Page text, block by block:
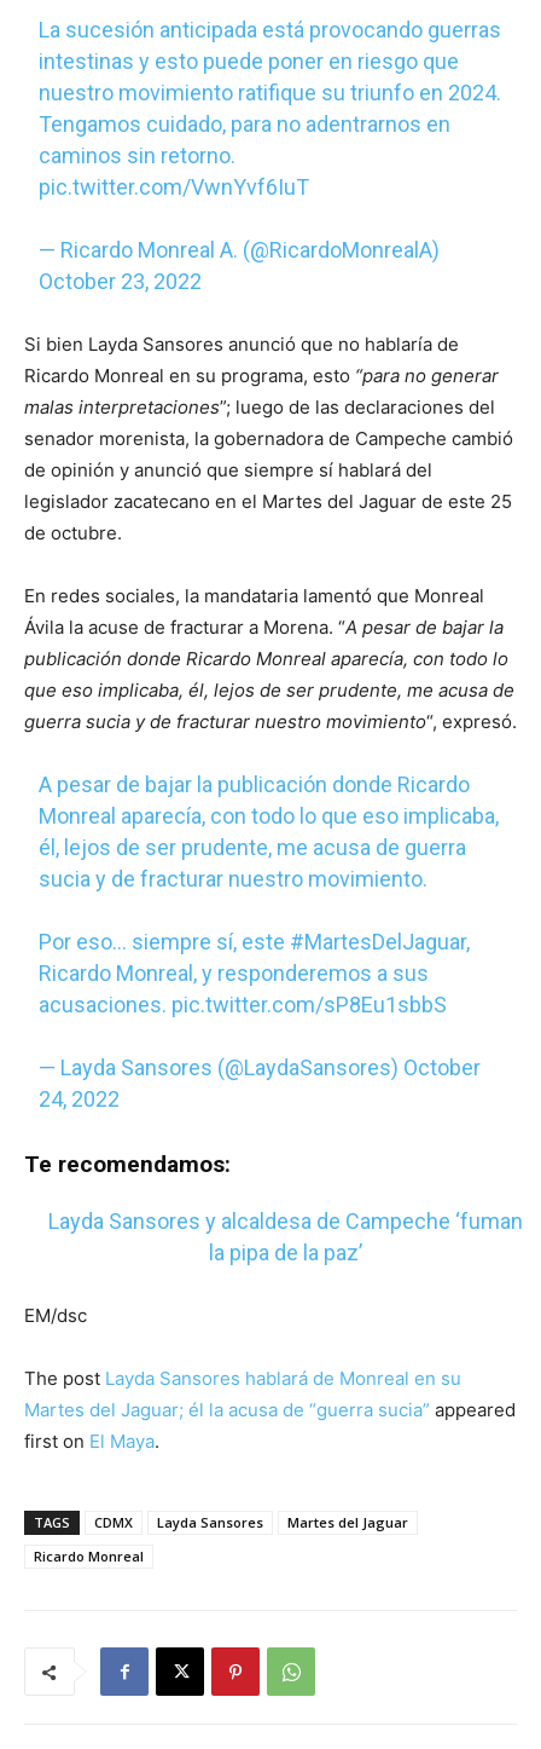
La sucesión anticipada está provocando guerras
intestinas y esto puede poner en riesgo que
nuestro movimiento ratifique su triunfo en 2024.
Tengamos cuidado, para no adentrarnos en
caminos sin retorno.
pic.twitter.com/VwnYvf6IuT
— Ricardo Monreal A. (@RicardoMonrealA)
October 23, 2022
Si bien Layda Sansores anunció que no hablaría de
Ricardo Monreal en su programa, esto “para no generar
malas interpretaciones”; luego de las declaraciones del
senador morenista, la gobernadora de Campeche cambió
de opinión y anunció que siempre sí hablará del
legislador zacatecano en el Martes del Jaguar de este 25
de octubre.
En redes sociales, la mandataria lamentó que Monreal
Ávila la acuse de fracturar a Morena. “A pesar de bajar la
publicación donde Ricardo Monreal aparecía, con todo lo
que eso implicaba, él, lejos de ser prudente, me acusa de
guerra sucia y de fracturar nuestro movimiento“, expresó.
A pesar de bajar la publicación donde Ricardo
Monreal aparecía, con todo lo que eso implicaba,
él, lejos de ser prudente, me acusa de guerra
sucia y de fracturar nuestro movimiento.
Por eso… siempre sí, este #MartesDelJaguar,
Ricardo Monreal, y responderemos a sus
acusaciones. pic.twitter.com/sP8Eu1sbbS
— Layda Sansores (@LaydaSansores) October
24, 2022
Te recomendamos:
Layda Sansores y alcaldesa de Campeche ‘fuman
la pipa de la paz’
EM/dsc
The post Layda Sansores hablará de Monreal en su
Martes del Jaguar; él la acusa de “guerra sucia” appeared
first on El Maya.
TAGS CDMX Layda Sansores
Martes del Jaguar
Ricardo Monreal